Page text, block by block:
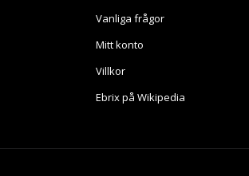
Vanliga frågor
Mitt konto
Villkor
Ebrix på Wikipedia